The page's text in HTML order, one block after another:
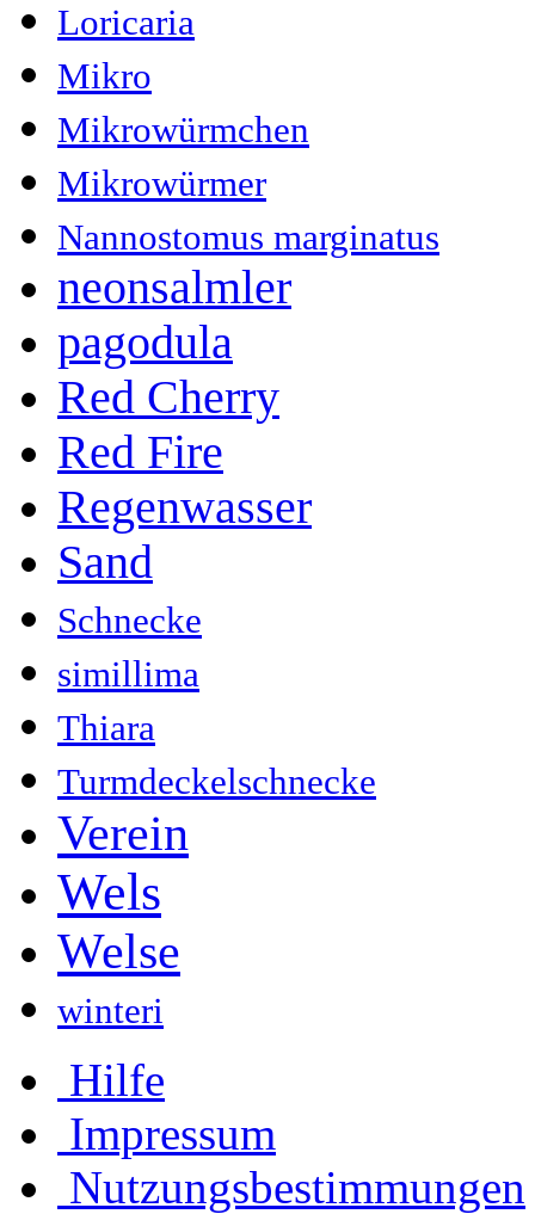
Loricaria
Mikro
Mikrowürmchen
Mikrowürmer
Nannostomus marginatus
neonsalmler
pagodula
Red Cherry
Red Fire
Regenwasser
Sand
Schnecke
simillima
Thiara
Turmdeckelschnecke
Verein
Wels
Welse
winteri
Hilfe
Impressum
Nutzungsbestimmungen